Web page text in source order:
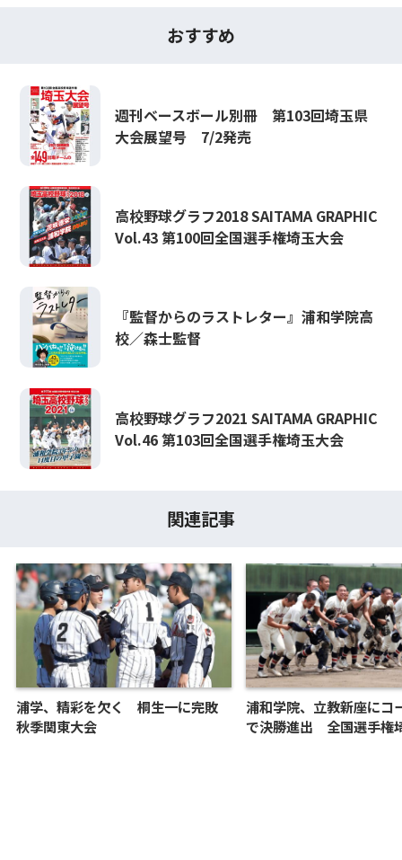
おすすめ
週刊ベースボール別冊 第103回埼玉県
大会展望号 7/2発売
高校野球グラフ2018 SAITAMA GRAPHIC
Vol.43 第100回全国選手権埼玉大会
『監督からのラストレター』浦和学院高
校／森士監督
高校野球グラフ2021 SAITAMA GRAPHIC
Vol.46 第103回全国選手権埼玉大会
関連記事
浦学、精彩を欠く 桐生一に完敗
秋季関東大会
浦和学院、立教新座にコ
で決勝進出 全国選手権